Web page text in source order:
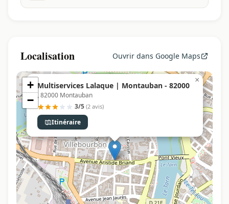
Localisation Ouvrir dans Google Maps
Multiservices Lalaque | Montauban - 82000
, 82000 Montauban
3/5 (2 avis)
Itinéraire
×
+
−